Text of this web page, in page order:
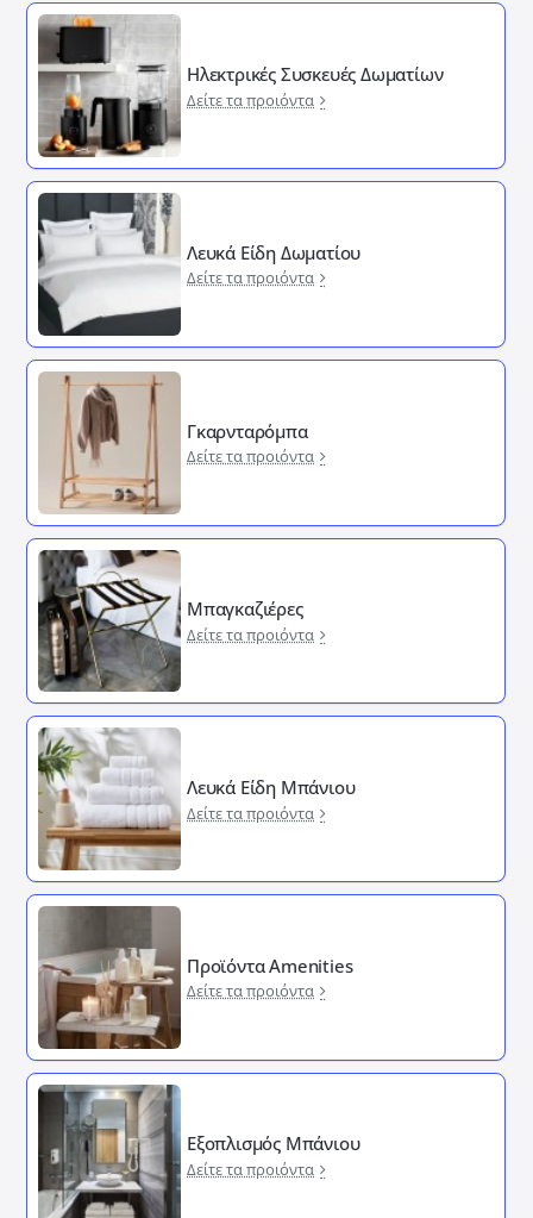
Ηλεκτρικές Συσκευές Δωματίων
Δείτε τα προιόντα
Λευκά Είδη Δωματίου
Δείτε τα προιόντα
Γκαρνταρόμπα
Δείτε τα προιόντα
Μπαγκαζιέρες
Δείτε τα προιόντα
Λευκά Είδη Μπάνιου
Δείτε τα προιόντα
Προϊόντα Amenities
Δείτε τα προιόντα
Εξοπλισμός Μπάνιου
Δείτε τα προιόντα